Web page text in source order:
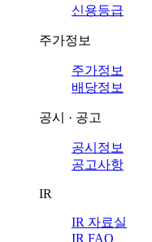
신용등급
주가정보
주가정보
배당정보
공시 · 공고
공시정보
공고사항
IR
IR 자료실
IR FAQ